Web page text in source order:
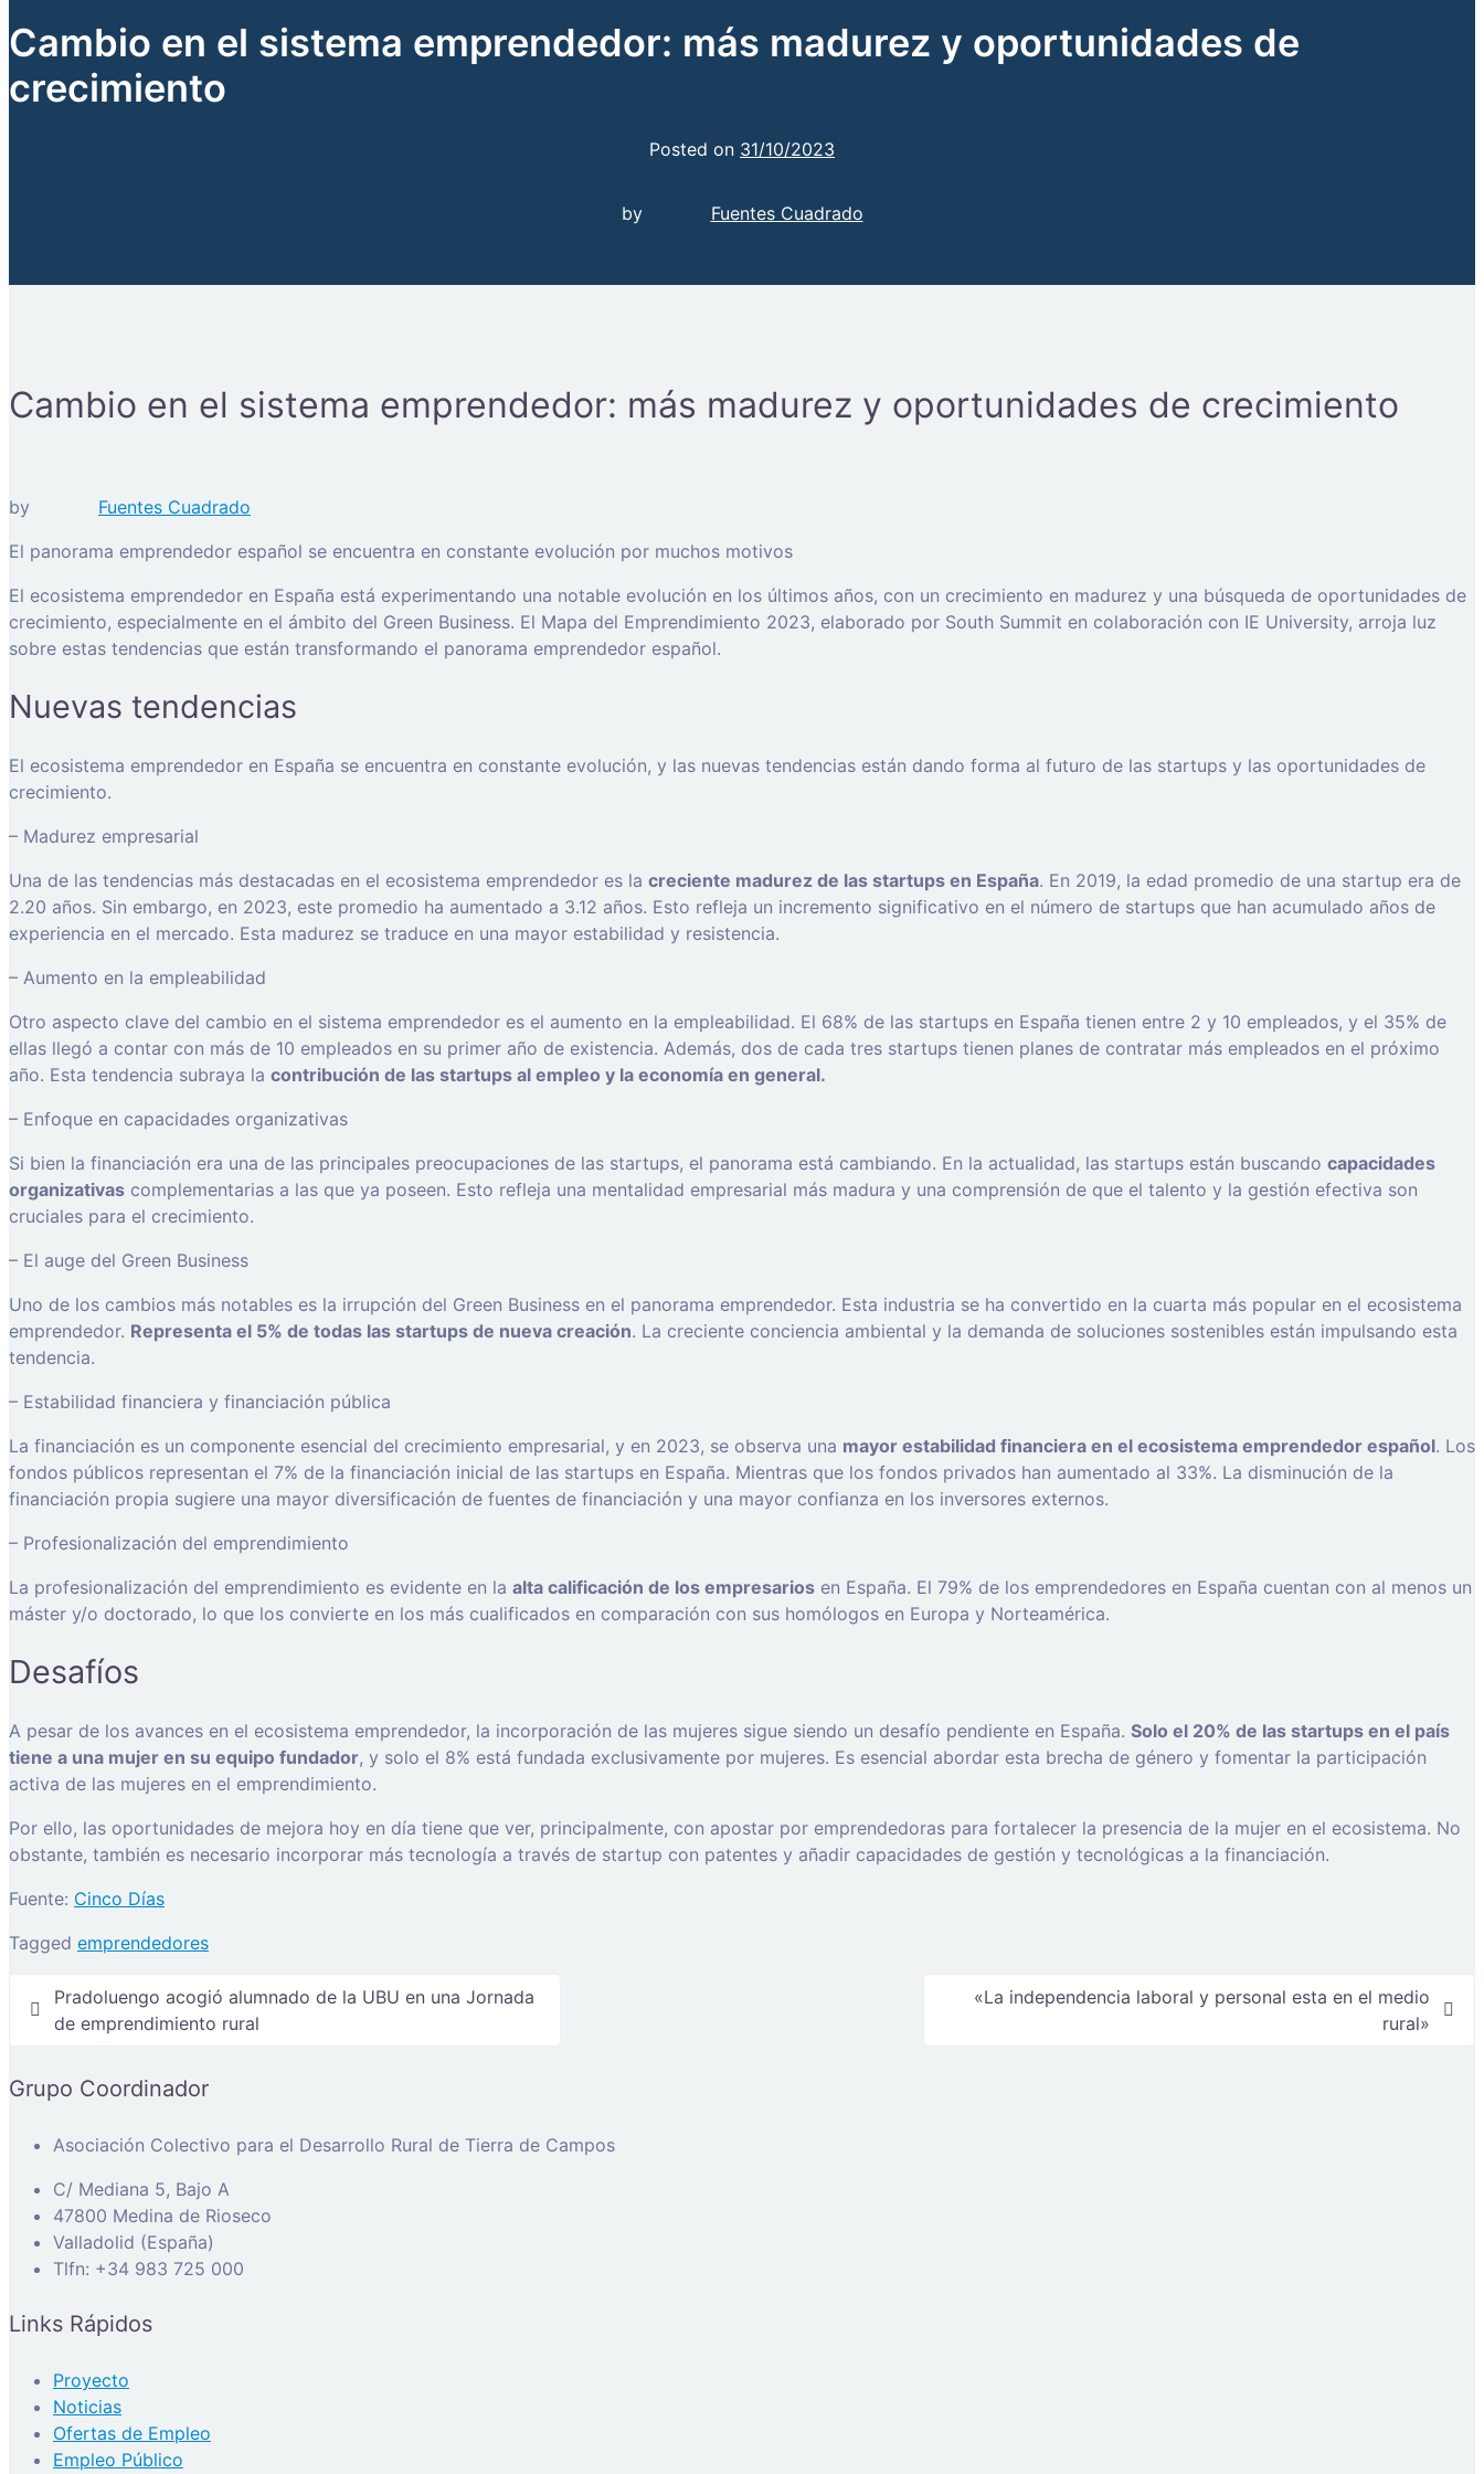
Cambio en el sistema emprendedor: más madurez y oportunidades de
crecimiento
Posted on 31/10/2023
by Fuentes Cuadrado
Cambio en el sistema emprendedor: más madurez y oportunidades de crecimiento
by
Fuentes Cuadrado
El panorama emprendedor español se encuentra en constante evolución por muchos motivos
El ecosistema emprendedor en España está experimentando una notable evolución en los últimos años, con un crecimiento en madurez y una búsqueda de oportunidades de
crecimiento, especialmente en el ámbito del Green Business. El Mapa del Emprendimiento 2023, elaborado por South Summit en colaboración con IE University, arroja luz
sobre estas tendencias que están transformando el panorama emprendedor español.
Nuevas tendencias
El ecosistema emprendedor en España se encuentra en constante evolución, y las nuevas tendencias están dando forma al futuro de las startups y las oportunidades de
crecimiento.
– Madurez empresarial
Una de las tendencias más destacadas en el ecosistema emprendedor es la creciente madurez de las startups en España. En 2019, la edad promedio de una startup era de
2.20 años. Sin embargo, en 2023, este promedio ha aumentado a 3.12 años. Esto refleja un incremento significativo en el número de startups que han acumulado años de
experiencia en el mercado. Esta madurez se traduce en una mayor estabilidad y resistencia.
– Aumento en la empleabilidad
Otro aspecto clave del cambio en el sistema emprendedor es el aumento en la empleabilidad. El 68% de las startups en España tienen entre 2 y 10 empleados, y el 35% de
ellas llegó a contar con más de 10 empleados en su primer año de existencia. Además, dos de cada tres startups tienen planes de contratar más empleados en el próximo
año. Esta tendencia subraya la contribución de las startups al empleo y la economía en general.
– Enfoque en capacidades organizativas
Si bien la financiación era una de las principales preocupaciones de las startups, el panorama está cambiando. En la actualidad, las startups están buscando capacidades
organizativas complementarias a las que ya poseen. Esto refleja una mentalidad empresarial más madura y una comprensión de que el talento y la gestión efectiva son
cruciales para el crecimiento.
– El auge del Green Business
Uno de los cambios más notables es la irrupción del Green Business en el panorama emprendedor. Esta industria se ha convertido en la cuarta más popular en el ecosistema
emprendedor. Representa el 5% de todas las startups de nueva creación. La creciente conciencia ambiental y la demanda de soluciones sostenibles están impulsando esta
tendencia.
– Estabilidad financiera y financiación pública
La financiación es un componente esencial del crecimiento empresarial, y en 2023, se observa una mayor estabilidad financiera en el ecosistema emprendedor español. Los
fondos públicos representan el 7% de la financiación inicial de las startups en España. Mientras que los fondos privados han aumentado al 33%. La disminución de la
financiación propia sugiere una mayor diversificación de fuentes de financiación y una mayor confianza en los inversores externos.
– Profesionalización del emprendimiento
La profesionalización del emprendimiento es evidente en la alta calificación de los empresarios en España. El 79% de los emprendedores en España cuentan con al menos un
máster y/o doctorado, lo que los convierte en los más cualificados en comparación con sus homólogos en Europa y Norteamérica.
Desafíos
A pesar de los avances en el ecosistema emprendedor, la incorporación de las mujeres sigue siendo un desafío pendiente en España. Solo el 20% de las startups en el país
tiene a una mujer en su equipo fundador, y solo el 8% está fundada exclusivamente por mujeres. Es esencial abordar esta brecha de género y fomentar la participación
activa de las mujeres en el emprendimiento.
Por ello, las oportunidades de mejora hoy en día tiene que ver, principalmente, con apostar por emprendedoras para fortalecer la presencia de la mujer en el ecosistema. No
obstante, también es necesario incorporar más tecnología a través de startup con patentes y añadir capacidades de gestión y tecnológicas a la financiación.
Fuente: Cinco Días
Tagged emprendedores
Navegación
de
Pradoluengo acogió alumnado de la UBU en una Jornada
de emprendimiento rural
«La independencia laboral y personal esta en el medio
rural»
Grupo Coordinador
Asociación Colectivo para el Desarrollo Rural de Tierra de Campos
C/ Mediana 5, Bajo A
47800 Medina de Rioseco
Valladolid (España)
Tlfn: +34 983 725 000
Links Rápidos
Proyecto
Noticias
Ofertas de Empleo
Empleo Público